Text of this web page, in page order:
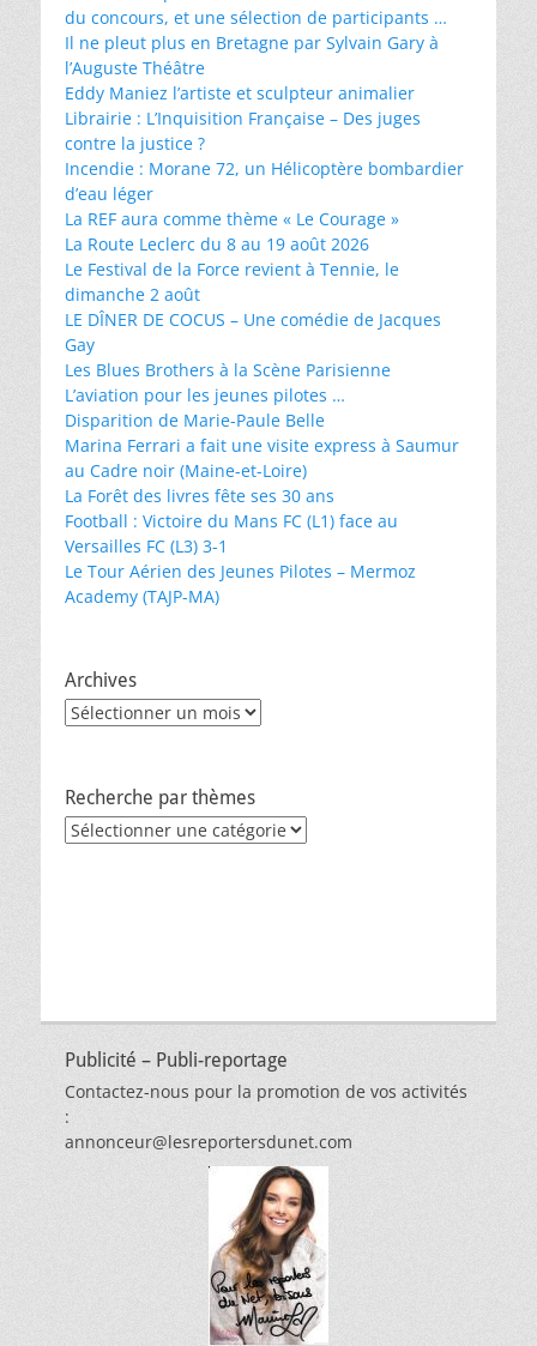
du concours, et une sélection de participants …
Il ne pleut plus en Bretagne par Sylvain Gary à
l’Auguste Théâtre
Eddy Maniez l’artiste et sculpteur animalier
Librairie : L’Inquisition Française – Des juges
contre la justice ?
Incendie : Morane 72, un Hélicoptère bombardier
d’eau léger
La REF aura comme thème « Le Courage »
La Route Leclerc du 8 au 19 août 2026
Le Festival de la Force revient à Tennie, le
dimanche 2 août
LE DÎNER DE COCUS – Une comédie de Jacques
Gay
Les Blues Brothers à la Scène Parisienne
L’aviation pour les jeunes pilotes …
Disparition de Marie-Paule Belle
Marina Ferrari a fait une visite express à Saumur
au Cadre noir (Maine-et-Loire)
La Forêt des livres fête ses 30 ans
Football : Victoire du Mans FC (L1) face au
Versailles FC (L3) 3-1
Le Tour Aérien des Jeunes Pilotes – Mermoz
Academy (TAJP-MA)
Archives
Archives
Recherche par thèmes
Recherche
Publicité – Publi-reportage
Contactez-nous pour la promotion de vos activités
:
annonceur@lesreportersdunet.com